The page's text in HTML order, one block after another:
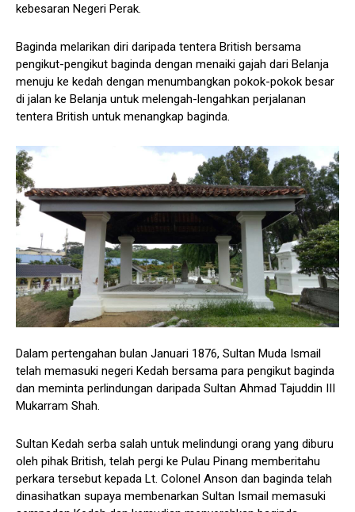
kebesaran Negeri Perak.
Baginda melarikan diri daripada tentera British bersama
pengikut-pengikut baginda dengan menaiki gajah dari Belanja
menuju ke kedah dengan menumbangkan pokok-pokok besar
di jalan ke Belanja untuk melengah-lengahkan perjalanan
tentera British untuk menangkap baginda.
Dalam pertengahan bulan Januari 1876, Sultan Muda Ismail
telah memasuki negeri Kedah bersama para pengikut baginda
dan meminta perlindungan daripada Sultan Ahmad Tajuddin III
Mukarram Shah.
Sultan Kedah serba salah untuk melindungi orang yang diburu
oleh pihak British, telah pergi ke Pulau Pinang memberitahu
perkara tersebut kepada Lt. Colonel Anson dan baginda telah
dinasihatkan supaya membenarkan Sultan Ismail memasuki